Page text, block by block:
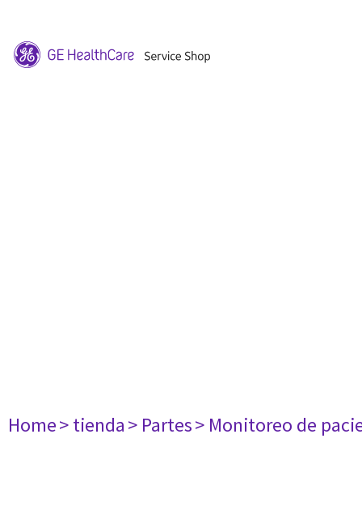
Home> tienda> Partes> Monitoreo de